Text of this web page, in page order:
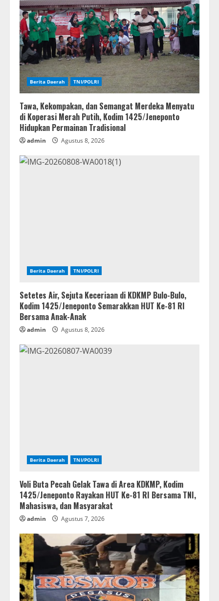
Berita Daerah TNI/POLRI
Tawa, Kekompakan, dan Semangat Merdeka Menyatu
di Koperasi Merah Putih, Kodim 1425/Jeneponto
Hidupkan Permainan Tradisional
admin Agustus 8, 2026
Berita Daerah TNI/POLRI
Setetes Air, Sejuta Keceriaan di KDKMP Bulo-Bulo,
Kodim 1425/Jeneponto Semarakkan HUT Ke-81 RI
Bersama Anak-Anak
admin Agustus 8, 2026
Berita Daerah TNI/POLRI
Voli Buta Pecah Gelak Tawa di Area KDKMP, Kodim
1425/Jeneponto Rayakan HUT Ke-81 RI Bersama TNI,
Mahasiswa, dan Masyarakat
admin Agustus 7, 2026